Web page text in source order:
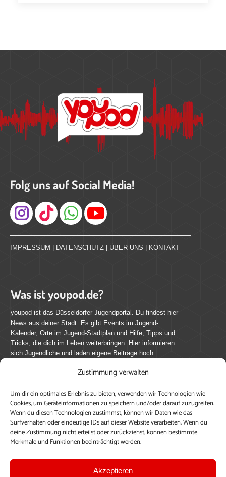
Zustimmung verwalten
Um dir ein optimales Erlebnis zu bieten, verwenden wir Technologien wie
Cookies, um Geräteinformationen zu speichern und/oder darauf zuzugreifen.
Wenn du diesen Technologien zustimmst, können wir Daten wie das
Surfverhalten oder eindeutige IDs auf dieser Website verarbeiten. Wenn du
deine Zustimmung nicht erteilst oder zurückziehst, können bestimmte
Merkmale und Funktionen beeinträchtigt werden.
Akzeptieren
Folg uns auf Social Media!
Instagram
IMPRESSUM | DATENSCHUTZ | ÜBER UNS | KONTAKT
Was ist youpod.de?
youpod ist das Düsseldorfer Jugendportal. Du findest hier
News aus deiner Stadt. Es gibt Events im Jugend-
Kalender, Orte im Jugend-Stadtplan und Hilfe, Tipps und
Tricks, die dich im Leben weiterbringen. Hier informieren
sich Jugendliche und laden eigene Beiträge hoch.
youpod.de lebt von Menschen wie dir. Sammel
journalistische Erfahrung, teile deine Perspektive und
veröffentliche deine Beiträge auf youpod.de.Du musst
dich anmelden, um alle Funktionen nutzen zu können, ein
Profil anzulegen, eigene Beiträge hochzuladen und zu
Einloggen